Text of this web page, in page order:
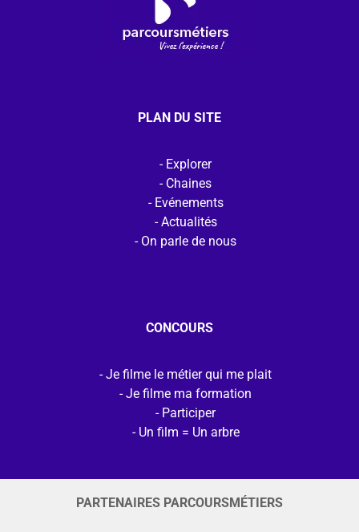
PLAN DU SITE
Explorer
Chaines
Evénements
Actualités
On parle de nous
CONCOURS
Je filme le métier qui me plait
Je filme ma formation
Participer
Un film = Un arbre
PARTENAIRES PARCOURSMÉTIERS